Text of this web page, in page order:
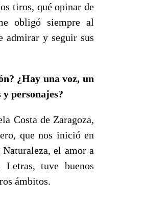
tiros, qué opinar de
obligó siempre al
admirar y seguir sus
¿Hay una voz, un
y personajes?
Costa de Zaragoza,
que nos inició en
el amor a
tuve buenos
ámbitos.